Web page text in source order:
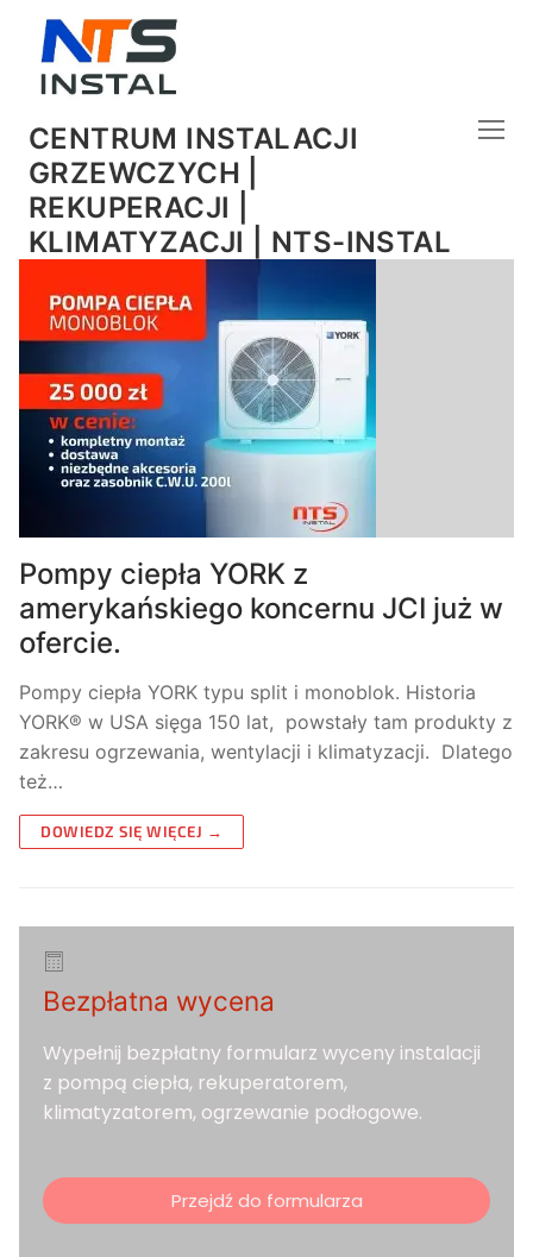
CENTRUM INSTALACJI
GRZEWCZYCH |
REKUPERACJI |
KLIMATYZACJI | NTS-INSTAL
Pompy ciepła YORK z
amerykańskiego koncernu JCI już w
ofercie.
Pompy ciepła YORK typu split i monoblok. Historia
YORK® w USA sięga 150 lat, powstały tam produkty z
zakresu ogrzewania, wentylacji i klimatyzacji. Dlatego
też…
DOWIEDZ SIĘ WIĘCEJ →
Bezpłatna wycena
Wypełnij bezpłatny formularz wyceny instalacji
z pompą ciepła, rekuperatorem,
klimatyzatorem, ogrzewanie podłogowe.
Przejdź do formularza